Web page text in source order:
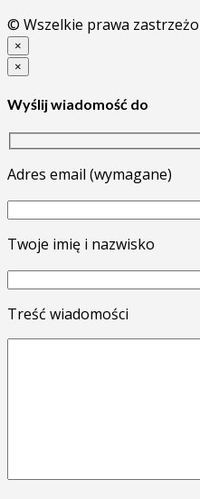
© Wszelkie prawa
×
×
Wyślij wiadomość do
Adres email (wymagane)
Twoje imię i nazwisko
Treść wiadomości